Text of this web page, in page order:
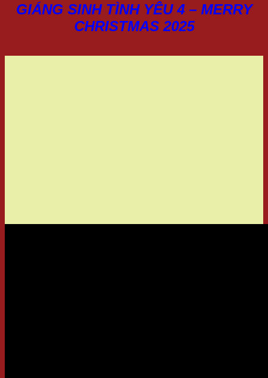
GIÁNG SINH TÌNH YÊU 4 – MERRY
CHRISTMAS 2025